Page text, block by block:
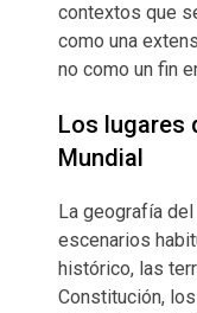
contextos que
como una
no como un fin
Los lugares
Mundial
La geografía
escenarios
histórico, las
Constitución,